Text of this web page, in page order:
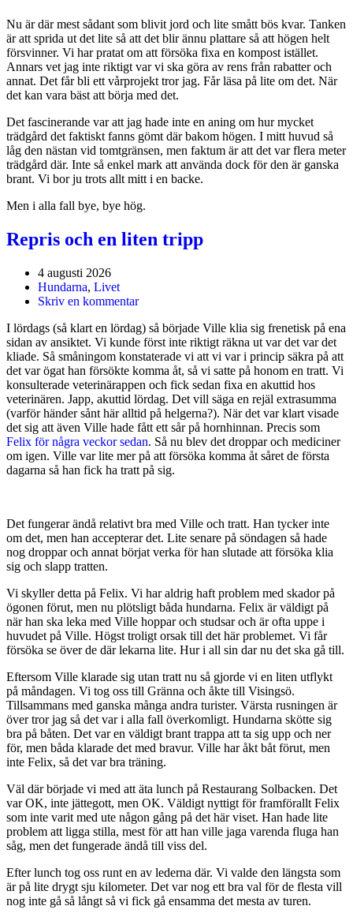
Nu är där mest sådant som blivit jord och lite smått bös kvar. Tanken
är att sprida ut det lite så att det blir ännu plattare så att högen helt
försvinner. Vi har pratat om att försöka fixa en kompost istället.
Annars vet jag inte riktigt var vi ska göra av rens från rabatter och
annat. Det får bli ett vårprojekt tror jag. Får läsa på lite om det. När
det kan vara bäst att börja med det.
Det fascinerande var att jag hade inte en aning om hur mycket
trädgård det faktiskt fanns gömt där bakom högen. I mitt huvud så
låg den nästan vid tomtgränsen, men faktum är att det var flera meter
trädgård där. Inte så enkel mark att använda dock för den är ganska
brant. Vi bor ju trots allt mitt i en backe.
Men i alla fall bye, bye hög.
Repris och en liten tripp
4 augusti 2026
Hundarna, Livet
Skriv en kommentar
I lördags (så klart en lördag) så började Ville klia sig frenetisk på ena
sidan av ansiktet. Vi kunde först inte riktigt räkna ut var det var det
kliade. Så småningom konstaterade vi att vi var i princip säkra på att
det var ögat han försökte komma åt, så vi satte på honom en tratt. Vi
konsulterade veterinärappen och fick sedan fixa en akuttid hos
veterinären. Japp, akuttid lördag. Det vill säga en rejäl extrasumma
(varför händer sånt här alltid på helgerna?). När det var klart visade
det sig att även Ville hade fått ett sår på hornhinnan. Precis som
Felix för några veckor sedan. Så nu blev det droppar och mediciner
om igen. Ville var lite mer på att försöka komma åt såret de första
dagarna så han fick ha tratt på sig.
Det fungerar ändå relativt bra med Ville och tratt. Han tycker inte
om det, men han accepterar det. Lite senare på söndagen så hade
nog droppar och annat börjat verka för han slutade att försöka klia
sig och slapp tratten.
Vi skyller detta på Felix. Vi har aldrig haft problem med skador på
ögonen förut, men nu plötsligt båda hundarna. Felix är väldigt på
när han ska leka med Ville hoppar och studsar och är ofta uppe i
huvudet på Ville. Högst troligt orsak till det här problemet. Vi får
försöka se över de där lekarna lite. Hur i all sin dar nu det ska gå till.
Eftersom Ville klarade sig utan tratt nu så gjorde vi en liten utflykt
på måndagen. Vi tog oss till Gränna och åkte till Visingsö.
Tillsammans med ganska många andra turister. Värsta rusningen är
över tror jag så det var i alla fall överkomligt. Hundarna skötte sig
bra på båten. Det var en väldigt brant trappa att ta sig upp och ner
för, men båda klarade det med bravur. Ville har åkt båt förut, men
inte Felix, så det var bra träning.
Väl där började vi med att äta lunch på Restaurang Solbacken. Det
var OK, inte jättegott, men OK. Väldigt nyttigt för framförallt Felix
som inte varit med ute någon gång på det här viset. Han hade lite
problem att ligga stilla, mest för att han ville jaga varenda fluga han
såg, men det fungerade ändå till viss del.
Efter lunch tog oss runt en av lederna där. Vi valde den längsta som
är på lite drygt sju kilometer. Det var nog ett bra val för de flesta vill
nog inte gå så långt så vi fick gå ensamma det mesta av turen.